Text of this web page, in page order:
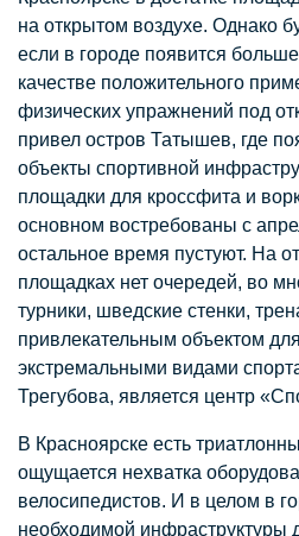
на открытом воздухе. Однако
если в городе появится
качестве положительного
физических упражнений под
привел остров Татышев, где
объекты спортивной
площадки для кроссфита и
основном востребованы с
остальное время пустуют. На
площадках нет очередей, во
турники, шведские стенки,
привлекательным объектом
экстремальными видами
Трегубова, является центр
В Красноярске есть
ощущается нехватка
велосипедистов. И в целом в
необходимой инфраструктуры